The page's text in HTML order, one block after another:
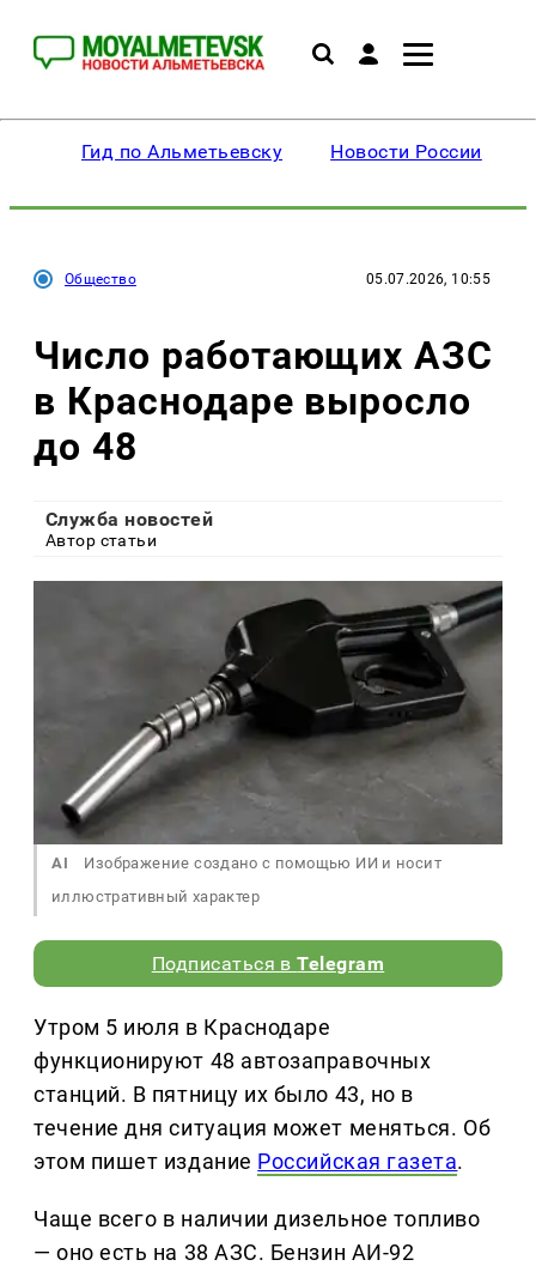
Гид по Альметьевску Новости России
Общество 05.07.2026, 10:55
Число работающих АЗС
в Краснодаре выросло
до 48
Служба новостей
Автор статьи
AI
Изображение создано с помощью ИИ и носит
иллюстративный характер
Подписаться вTelegram
Утром 5 июля в Краснодаре
функционируют 48 автозаправочных
станций. В пятницу их было 43, но в
течение дня ситуация может меняться. Об
этом пишет издание Российская газета.
Чаще всего в наличии дизельное топливо
— оно есть на 38 АЗС. Бензин АИ-92